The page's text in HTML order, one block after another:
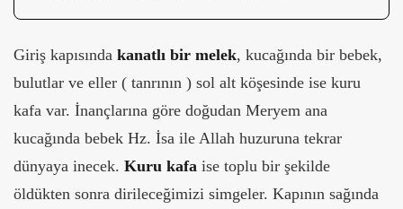
Giriş kapısında kanatlı bir melek, kucağında bir bebek,
bulutlar ve eller ( tanrının ) sol alt köşesinde ise kuru
kafa var. İnançlarına göre doğudan Meryem ana
kucağında bebek Hz. İsa ile Allah huzuruna tekrar
dünyaya inecek. Kuru kafa ise toplu bir şekilde
öldükten sonra dirileceğimizi simgeler. Kapının sağında